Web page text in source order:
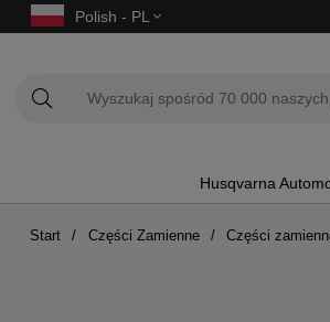
Polish - PL
Husqvarna
Start Części Zamienne Części